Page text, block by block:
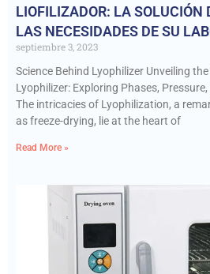
LIOFILIZADOR: LA SOLUCIÓN
LAS NECESIDADES DE SU
septiembre 3, 2023
Science Behind Lyophilizer Unveiling
Lyophilizer: Exploring Phases,
The intricacies of Lyophilization, a
as freeze-drying, lie at the heart of
Read More »